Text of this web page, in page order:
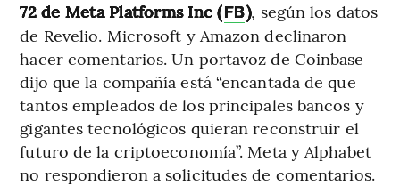
72 de Meta Platforms Inc (FB), según los datos
de Revelio. Microsoft y Amazon declinaron
hacer comentarios. Un portavoz de Coinbase
dijo que la compañía está “encantada de que
tantos empleados de los principales bancos y
gigantes tecnológicos quieran reconstruir el
futuro de la criptoeconomía”. Meta y Alphabet
no respondieron a solicitudes de comentarios.